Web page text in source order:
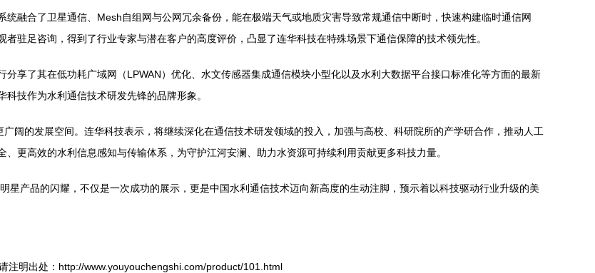
融合了卫星通信、Mesh自组网与公网冗余备份，能在极端天气或地质灾害导致常规通信中断时，快速构建临时通信网
驻足咨询，得到了行业专家与潜在客户的高度评价，凸显了连华科技在特殊场景下通信保障的技术领先性。
享了其在低功耗广域网（LPWAN）优化、水文传感器集成通信模块小型化以及水利大数据平台接口标准化等方面的最新
技作为水利通信技术研发先锋的品牌形象。
阔的发展空间。连华科技表示，将继续深化在通信技术研发领域的投入，加强与高校、科研院所的产学研合作，推动人工
更高效的水利信息感知与传输体系，为守护江河安澜、助力水资源可持续利用贡献更多科技力量。
星产品的闪耀，不仅是一次成功的展示，更是中国水利通信技术迈向新高度的生动注脚，预示着以科技驱动行业升级的美
注明出处：http://www.youyouchengshi.com/product/101.html